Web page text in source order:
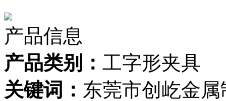
产品信息
产品类别： 工字形夹具
关键词： 东莞市创屹金